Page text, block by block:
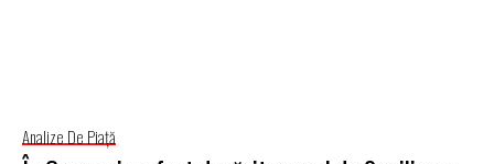
Analize De Piață